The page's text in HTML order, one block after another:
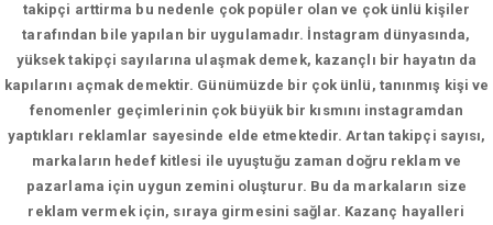
takipçi arttirma bu nedenle çok popüler olan ve çok ünlü kişiler
tarafından bile yapılan bir uygulamadır. İnstagram dünyasında,
yüksek takipçi sayılarına ulaşmak demek, kazançlı bir hayatın da
kapılarını açmak demektir. Günümüzde bir çok ünlü, tanınmış kişi ve
fenomenler geçimlerinin çok büyük bir kısmını instagramdan
yaptıkları reklamlar sayesinde elde etmektedir. Artan takipçi sayısı,
markaların hedef kitlesi ile uyuştuğu zaman doğru reklam ve
pazarlama için uygun zemini oluşturur. Bu da markaların size
reklam vermek için, sıraya girmesini sağlar. Kazanç hayalleri